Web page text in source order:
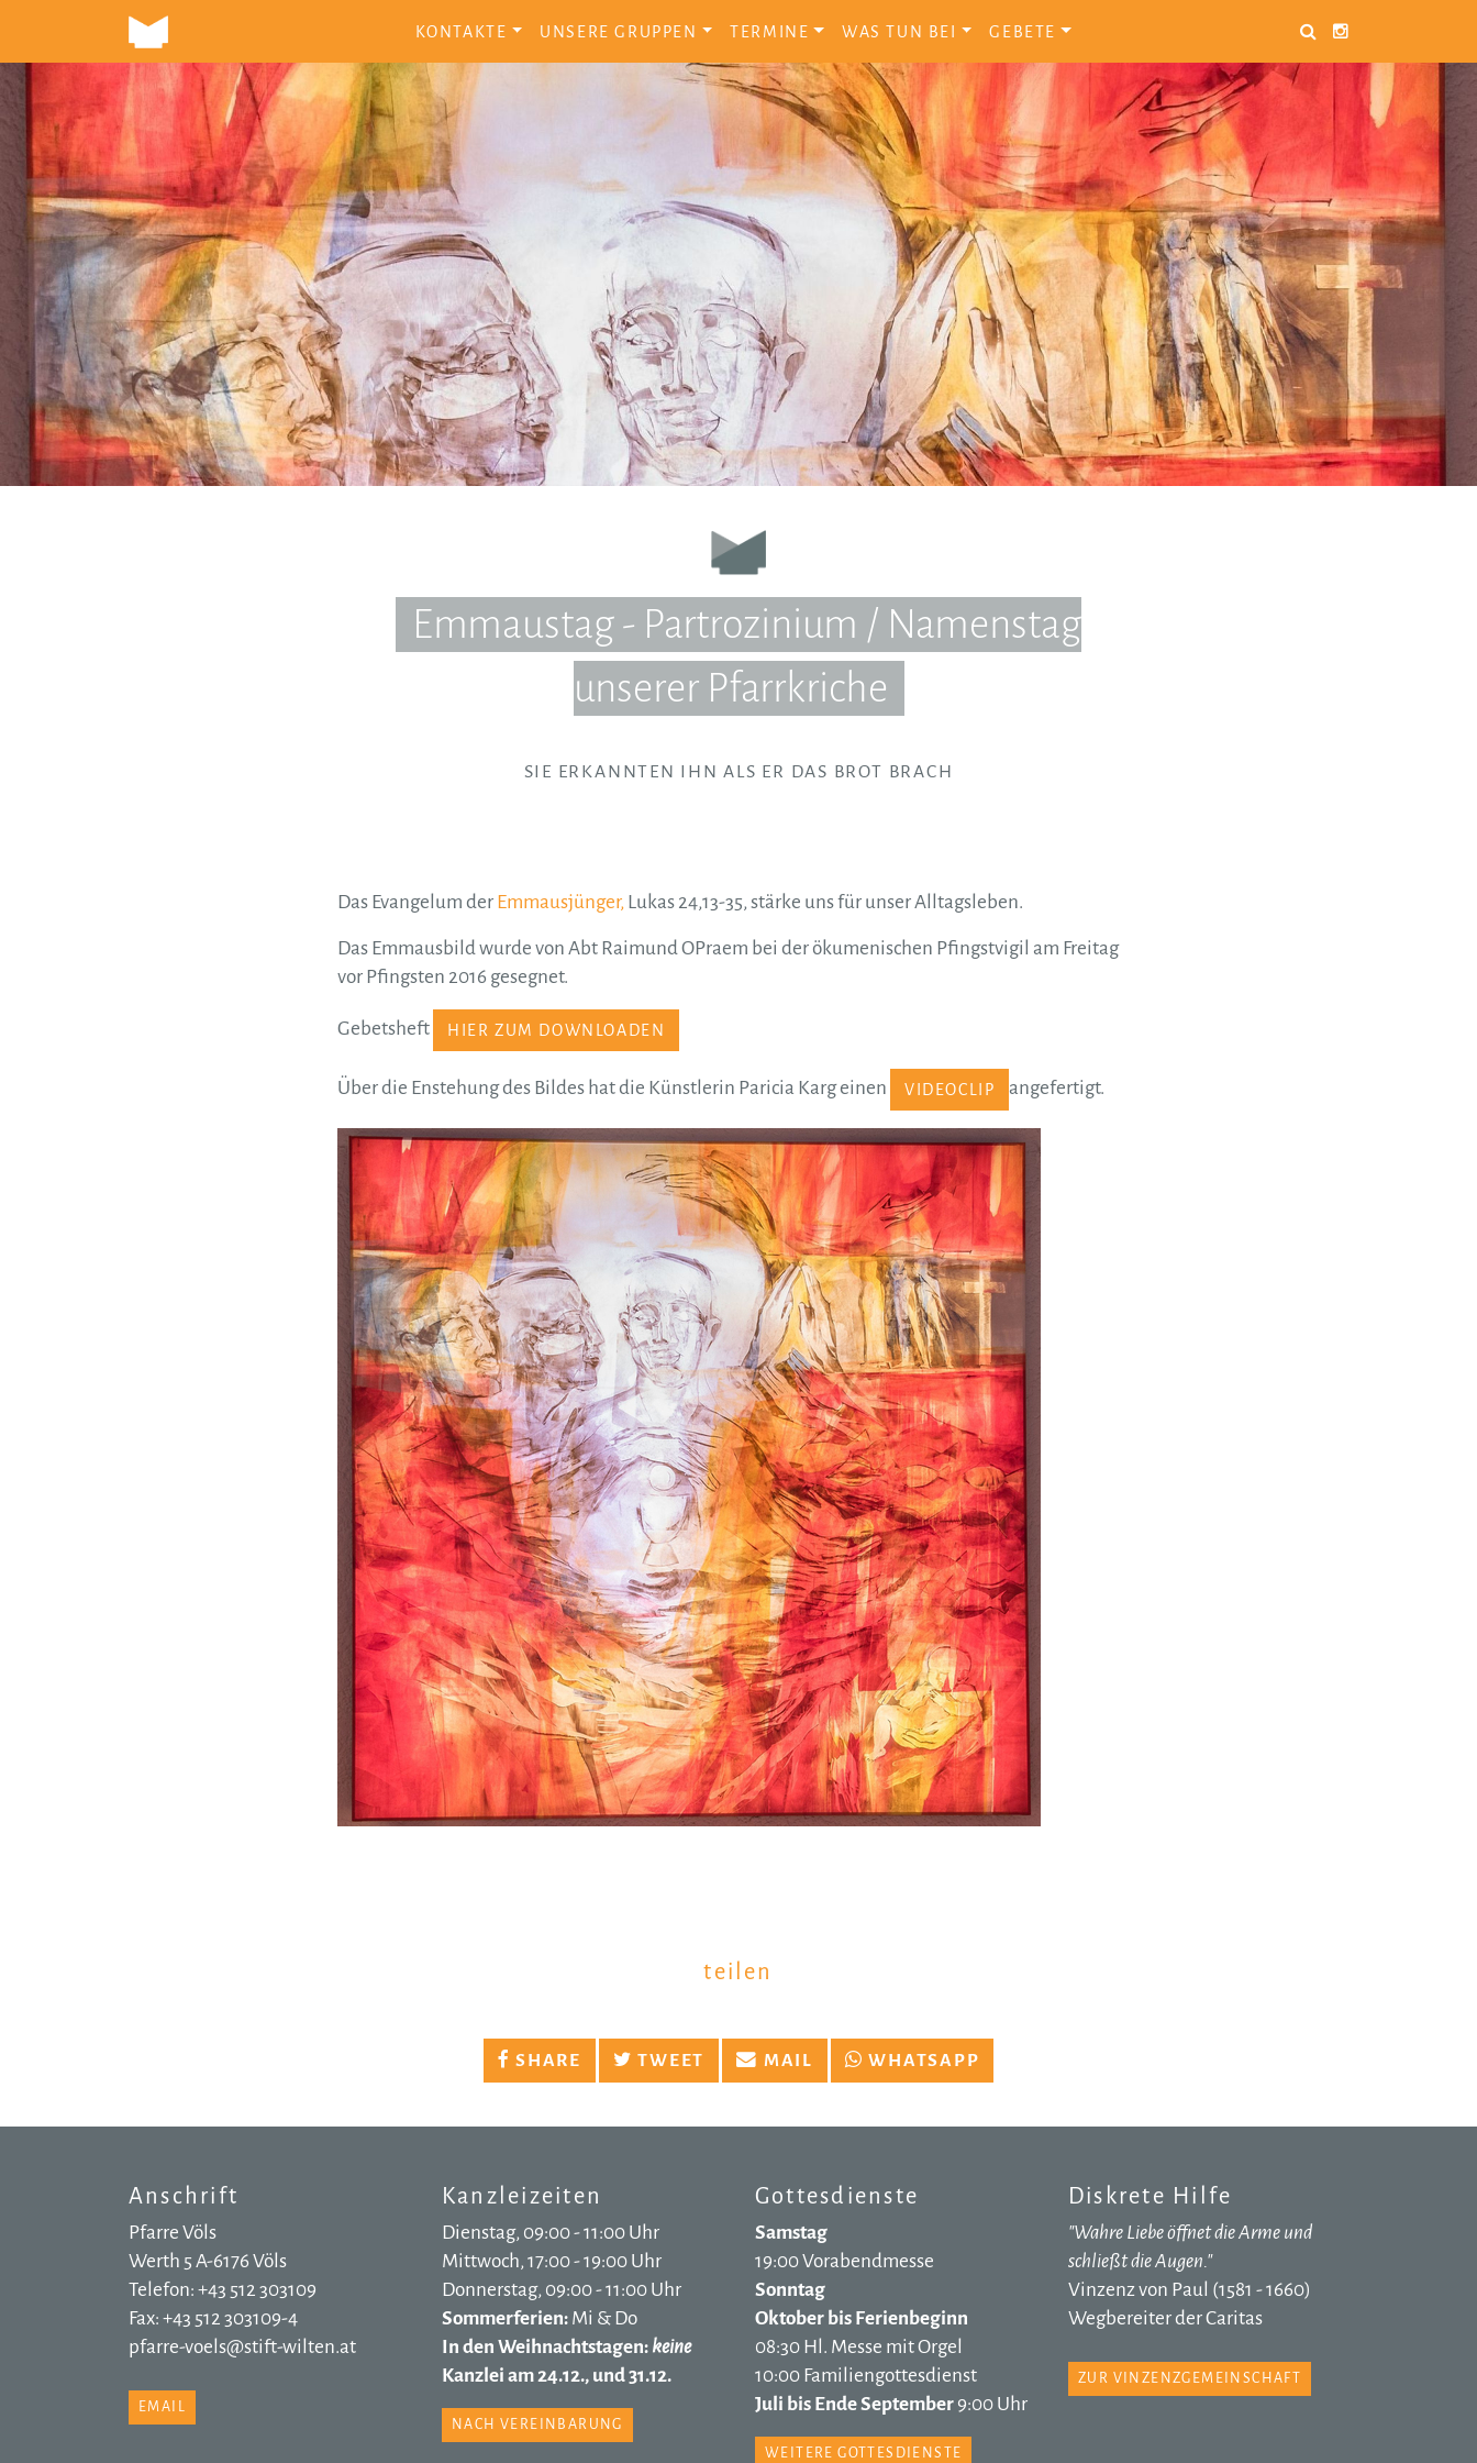
KONTAKTE UNSERE GRUPPEN TERMINE WAS TUN BEI GEBETE
Emmaustag - Partrozinium / Namenstag
unserer Pfarrkriche
SIE ERKANNTEN IHN ALS ER DAS BROT BRACH
Das Evangelum der Emmausjünger, Lukas 24,13-35, stärke uns für unser Alltagsleben.
Das Emmausbild wurde von Abt Raimund OPraem bei der ökumenischen Pfingstvigil am Freitag
vor Pfingsten 2016 gesegnet.
Gebetsheft HIER ZUM DOWNLOADEN
Über die Enstehung des Bildes hat die Künstlerin Paricia Karg einen VIDEOCLIP angefertigt.
teilen
SHARE TWEET MAIL WHATSAPP
Anschrift
Pfarre Völs
Werth 5 A-6176 Völs
Telefon: +43 512 303109
Fax: +43 512 303109-4
pfarre-voels@stift-wilten.at
EMAIL
Kanzleizeiten
Dienstag, 09:00 - 11:00 Uhr
Mittwoch, 17:00 - 19:00 Uhr
Donnerstag, 09:00 - 11:00 Uhr
Sommerferien: Mi & Do
In den Weihnachtstagen: keine
Kanzlei am 24.12., und 31.12.
NACH VEREINBARUNG
Gottesdienste
Samstag
19:00 Vorabendmesse
Sonntag
Oktober bis Ferienbeginn
08:30 Hl. Messe mit Orgel
10:00 Familiengottesdienst
Juli bis Ende September 9:00 Uhr
WEITERE GOTTESDIENSTE
Diskrete Hilfe
"Wahre Liebe öffnet die Arme und
schließt die Augen."
Vinzenz von Paul (1581 - 1660)
Wegbereiter der Caritas
ZUR VINZENZGEMEINSCHAFT